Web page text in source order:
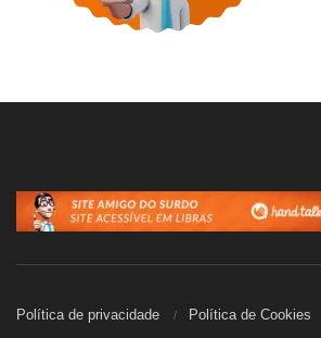
Política de privacidade Política de Cookies